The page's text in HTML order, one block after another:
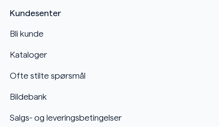
Kundesenter
Bli kunde
Kataloger
Ofte stilte spørsmål
Bildebank
Salgs- og leveringsbetingelser